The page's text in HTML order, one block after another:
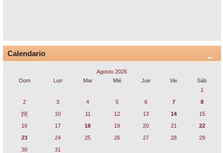
Calendario
Agosto 2026
Dom
Lun Mar Mié Jue Vie
Sáb
1
2
3 4 5 6 7
8
[9]
10 11 12 13 14
15
16
17 18 19 20 21
22
23
24 25 26 27 28
29
30
31